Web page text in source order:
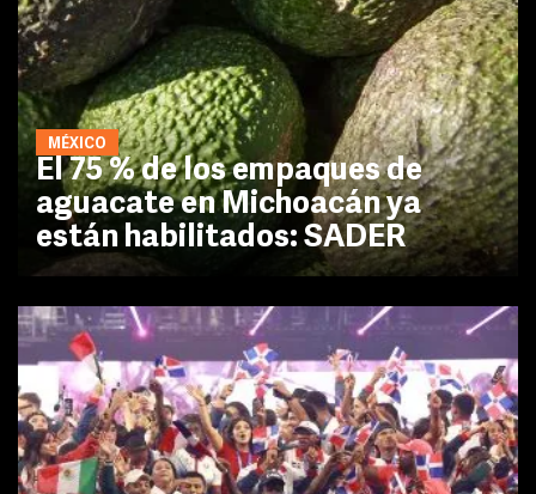
MÉXICO
El 75 % de los empaques de
aguacate en Michoacán ya
están habilitados: SADER